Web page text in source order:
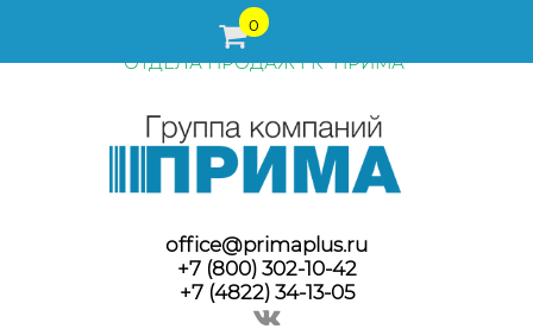
0
ПЕРЕД ОФОРМЛЕНИЕМ ЗАКАЗА, СТОИМОСТЬ И СРОКИ
ПОСТАВКИ ТОВАРА УТОЧНЯЙТЕ У МЕНЕДЖЕРОВ
ОТДЕЛА ПРОДАЖ ГК "ПРИМА"
office@primaplus.ru
+7 (800) 302-10-42
+7 (4822) 34-13-05